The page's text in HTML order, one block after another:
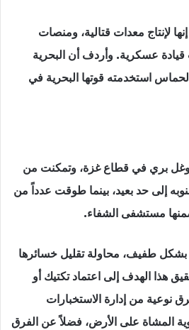
لإنتاج معدات قتالية، ومنصات
قيادة عسكرية. وأردف أن البحرية
استخدمته قوتها البحرية في
بري في قطاع غزة، وتمكنت من
إلى حد بعيد، بينما طوقت عدداً من
مستشفى الشفاء.
طفيف، محاولة تقليل خسائرها
هذا الهدف إلى اعتماد تكتيك أو
من إدارة الاستخبارات
المشاة على الأرض، فضلاً عن الفرق